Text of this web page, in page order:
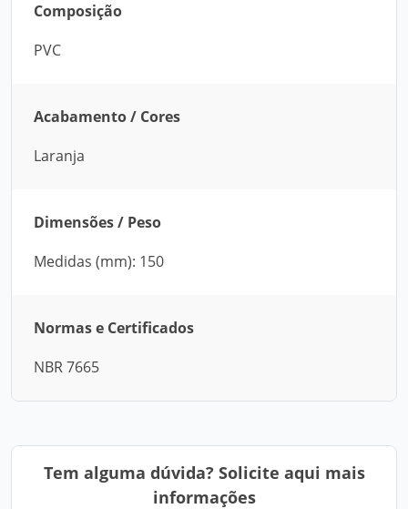
Composição
PVC
Acabamento / Cores
Laranja
Dimensões / Peso
Medidas (mm): 150
Normas e Certificados
NBR 7665
Tem alguma dúvida? Solicite aqui mais
informações